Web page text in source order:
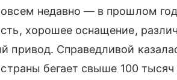
недавно — в прошлом
хорошее оснащение,
привод. Справедливой
бегает свыше 100